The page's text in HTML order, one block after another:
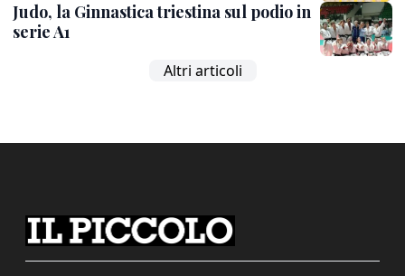
Judo, la Ginnastica triestina sul podio in
serie A1
Altri articoli